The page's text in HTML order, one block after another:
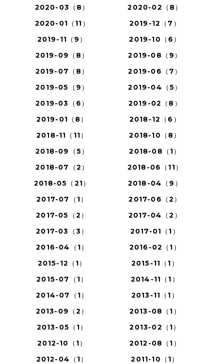
2020-03（8）
2020-02（8）
2020-01（11）
2019-12（7）
2019-11（9）
2019-10（6）
2019-09（8）
2019-08（9）
2019-07（8）
2019-06（7）
2019-05（9）
2019-04（5）
2019-03（6）
2019-02（8）
2019-01（8）
2018-12（6）
2018-11（11）
2018-10（8）
2018-09（5）
2018-08（1）
2018-07（2）
2018-06（11）
2018-05（21）
2018-04（9）
2017-07（1）
2017-06（2）
2017-05（2）
2017-04（2）
2017-03（3）
2017-01（1）
2016-04（1）
2016-02（1）
2015-12（1）
2015-11（1）
2015-07（1）
2014-11（1）
2014-07（1）
2013-11（1）
2013-09（2）
2013-08（1）
2013-05（1）
2013-02（1）
2012-10（1）
2012-08（1）
2012-04（1）
2011-10（1）